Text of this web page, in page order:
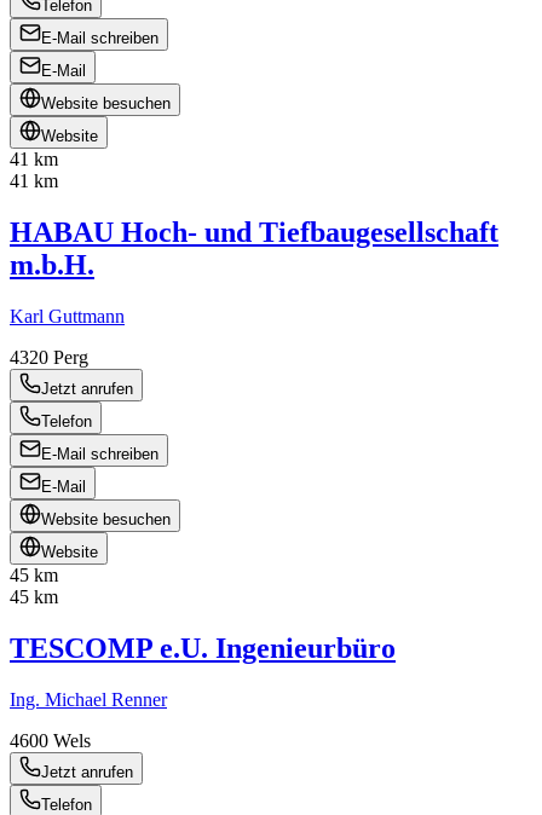
Telefon
E-Mail schreiben
E-Mail
Website besuchen
Website
41 km
41 km
HABAU Hoch- und Tiefbaugesellschaft
m.b.H.
Karl Guttmann
4320 Perg
Jetzt anrufen
Telefon
E-Mail schreiben
E-Mail
Website besuchen
Website
45 km
45 km
TESCOMP e.U. Ingenieurbüro
Ing. Michael Renner
4600 Wels
Jetzt anrufen
Telefon